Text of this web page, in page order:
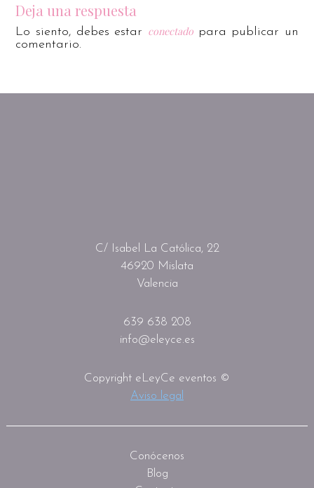
Deja una respuesta
Lo siento, debes estar conectadopara publicar un
comentario.
C/ Isabel La Católica, 22
46920 Mislata
Valencia
639 638 208
info@eleyce.es
Copyright eLeyCe eventos ©
Aviso legal
Conócenos
Blog